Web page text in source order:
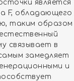
является
F, обладающего
таким образом
связывает в
замедляет
и